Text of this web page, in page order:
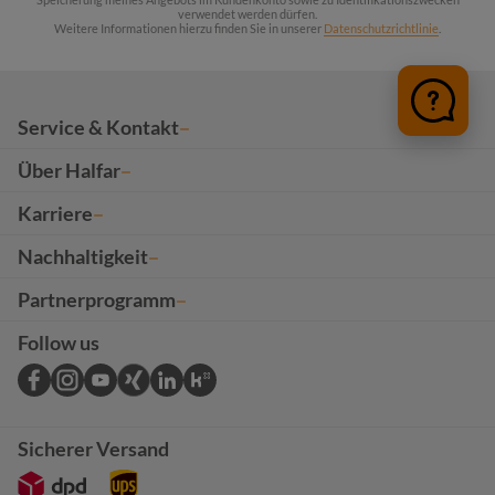
verwendet werden dürfen.
Weitere Informationen hierzu finden Sie in unserer Datenschutzrichtlinie
Service & Kontakt
Über Halfar
Karriere
Nachhaltigkeit
Partnerprogramm
Follow us
Sicherer Versand